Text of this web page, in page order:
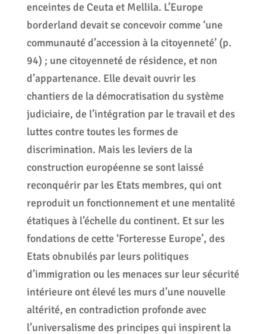
enceintes de Ceuta et Mellila. L’Europe
borderland devait se concevoir comme ‘une
communauté d’accession à la citoyenneté’ (p.
94) ; une citoyenneté de résidence, et non
d’appartenance. Elle devait ouvrir les
chantiers de la démocratisation du système
judiciaire, de l’intégration par le travail et des
luttes contre toutes les formes de
discrimination. Mais les leviers de la
construction européenne se sont laissé
reconquérir par les Etats membres, qui ont
reproduit un fonctionnement et une mentalité
étatiques à l’échelle du continent. Et sur les
fondations de cette ‘Forteresse Europe’, des
Etats obnubilés par leurs politiques
d’immigration ou les menaces sur leur sécurité
intérieure ont élevé les murs d’une nouvelle
altérité, en contradiction profonde avec
l’universalisme des principes qui inspirent la